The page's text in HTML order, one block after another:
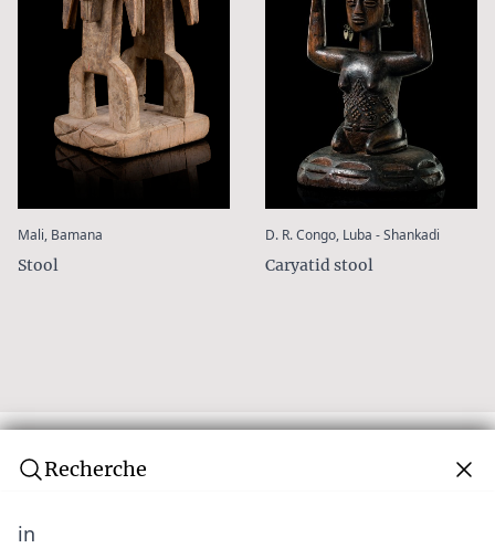
Mali, Bamana
Stool
D. R. Congo, Luba - Shankadi
Caryatid stool
Recherche
in
Newsletter